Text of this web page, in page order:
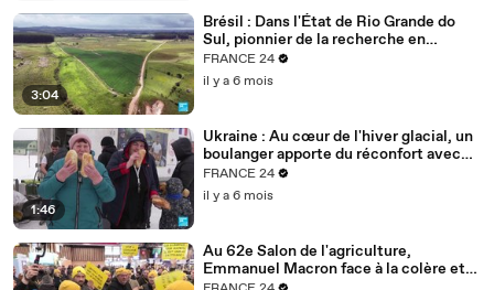
3:04
Brésil : Dans l'État de Rio Grande do
Sul, pionnier de la recherche en
agriculture durable
FRANCE 24
il y a 6 mois
1:46
Ukraine : Au cœur de l'hiver glacial, un
boulanger apporte du réconfort avec
son pain
FRANCE 24
il y a 6 mois
Au 62e Salon de l'agriculture,
Emmanuel Macron face à la colère et